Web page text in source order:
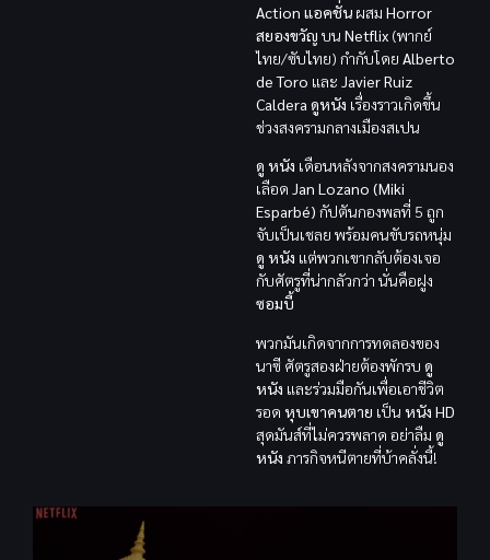
Action แอคชั่น ผสม Horror
สยองขวัญ บน Netflix (พากย์
ไทย/ซับไทย) กำกับโดย Alberto
de Toro และ Javier Ruiz
Caldera ดูหนัง เรื่องราวเกิดขึ้น
ช่วงสงครามกลางเมืองสเปน
ดู หนัง เดือนหลังจากสงครามนอง
เลือด Jan Lozano (Miki
Esparbé) กัปตันกองพลที่ 5 ถูก
จับเป็นเชลย พร้อมคนขับรถหนุ่ม
ดู หนัง แต่พวกเขากลับต้องเจอ
กับศัตรูที่น่ากลัวกว่า นั่นคือฝูง
ซอมบี้
พวกมันเกิดจากการทดลองของ
นาซี ศัตรูสองฝ่ายต้องพักรบ ดู
หนัง และร่วมมือกันเพื่อเอาชีวิต
รอด หุบเขาคนตาย เป็น หนัง HD
สุดมันส์ที่ไม่ควรพลาด อย่าลืม ดู
หนัง ภารกิจหนีตายที่บ้าคลั่งนี้!